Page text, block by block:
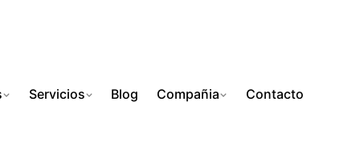
Servicios Blog Compañia Contacto